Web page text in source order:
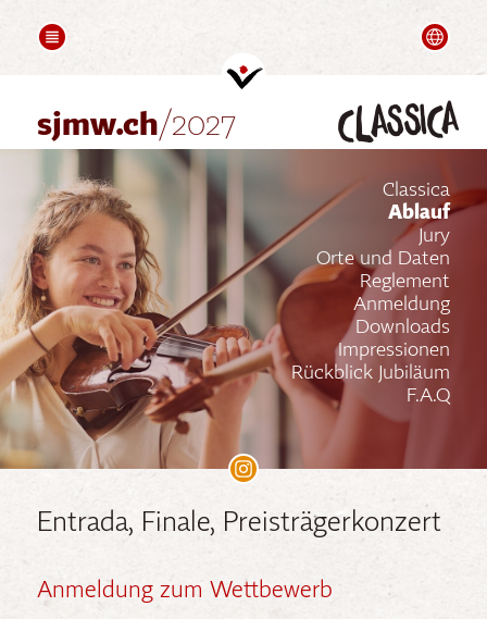
Français
sjmw.ch/2027 classica
Classica
Ablauf
Jury
Orte und Daten
Reglement
Anmeldung
Downloads
Impressionen
Rückblick Jubiläum
F.A.Q
Grussworte
Videos
Entrada, Finale, Preisträgerkonzert
Anmeldung zum Wettbewerb